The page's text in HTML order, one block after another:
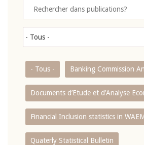
- Tous - Banking Commission
Documents d’Etude et d’Analyse
Financial Inclusion statistics in
Quaterly Statistical Bulletin